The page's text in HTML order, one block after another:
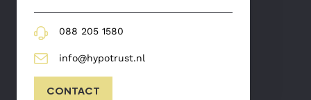
088 205 1580
info@hypotrust.nl
CONTACT